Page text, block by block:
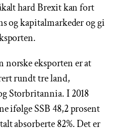
hard Brexit kan fort
og kapitalmarkeder og gi
eksporten er at
rundt tre land,
Storbritannia. I 2018
ifølge SSB 48,2 prosent
absorberte 82%. Det er